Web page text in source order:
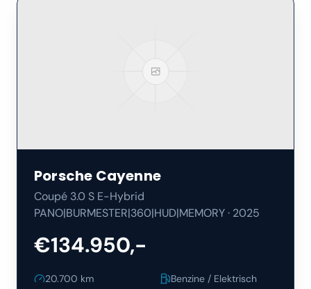
Porsche Cayenne
Coupé 3.0 S E-Hybrid
PANO|BURMESTER|360|HUD|MEMORY· 2025
€134.950,-
20.700 km Benzine / Elektrisch